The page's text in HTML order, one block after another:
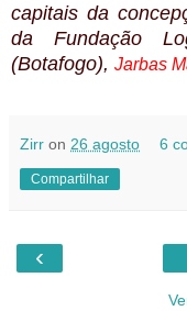
capitais da
da Fundação
(Botafogo), Jarbas
Zirr on 26 agosto 6
Compartilhar
‹